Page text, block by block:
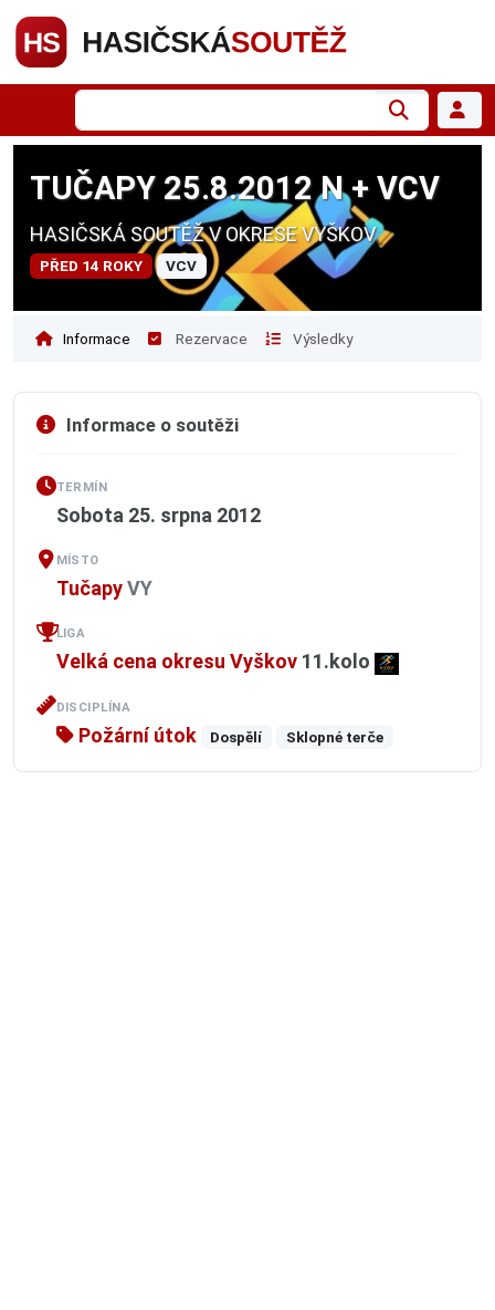
TUČAPY 25.8.2012 N + VCV
HASIČSKÁ SOUTĚŽ V OKRESE VYŠKOV
PŘED 14 ROKY VCV
Informace Rezervace Výsledky
Informace o soutěži
TERMÍN
Sobota 25. srpna 2012
MÍSTO
Tučapy VY
LIGA
Velká cena okresu Vyškov11.kolo
DISCIPLÍNA
Požární útok Dospělí Sklopné terče